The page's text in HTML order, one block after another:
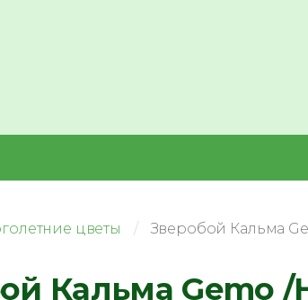
цветы Зверобой Кальма
Кальма Gemo /